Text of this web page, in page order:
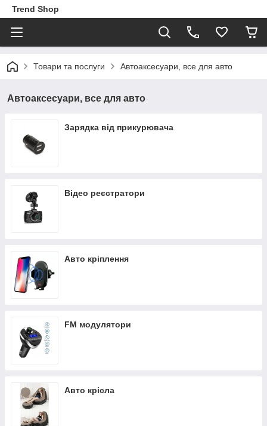
Trend Shop
Товари та послуги Автоаксесуари, все для авто
Автоаксесуари, все для авто
Зарядка від прикурювача
Відео реєстратори
Авто кріплення
FM модулятори
Авто крісла